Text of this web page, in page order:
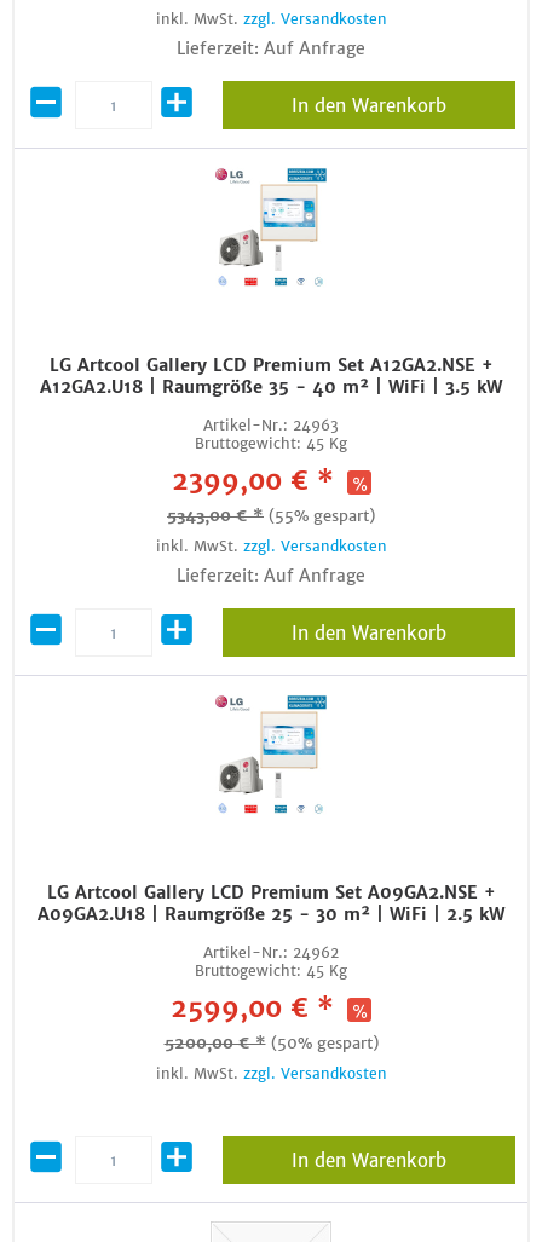
inkl. MwSt. zzgl. Versandkosten
Lieferzeit: Auf Anfrage
In den Warenkorb
LG Artcool Gallery LCD Premium Set A12GA2.NSE +
A12GA2.U18 | Raumgröße 35 - 40 m² | WiFi | 3.5 kW
Artikel-Nr.: 24963
Bruttogewicht: 45 Kg
2399,00 € *
5343,00 € * (55% gespart)
inkl. MwSt. zzgl. Versandkosten
Lieferzeit: Auf Anfrage
In den Warenkorb
LG Artcool Gallery LCD Premium Set A09GA2.NSE +
A09GA2.U18 | Raumgröße 25 - 30 m² | WiFi | 2.5 kW
Artikel-Nr.: 24962
Bruttogewicht: 45 Kg
2599,00 € *
5200,00 € * (50% gespart)
inkl. MwSt. zzgl. Versandkosten
In den Warenkorb